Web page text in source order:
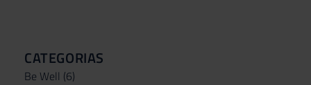
CATEGORIAS
Be Well (6)